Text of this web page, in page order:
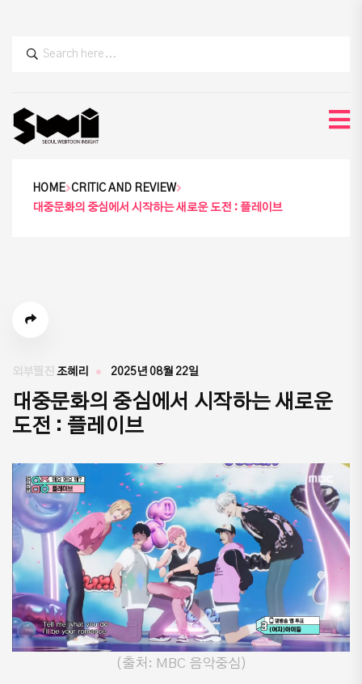
HOME CRITIC AND REVIEW
대중문화의 중심에서 시작하는 새로운 도전 : 플레이브
외부필진 조혜리 2025년 08월 22일
대중문화의 중심에서 시작하는 새로운
도전 : 플레이브
(출처: MBC 음악중심)